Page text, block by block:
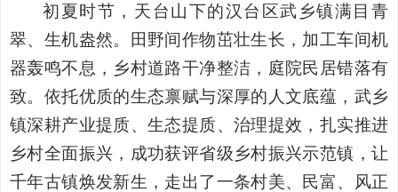
初夏时节，天台山下的汉台区武乡镇满目青
翠、生机盎然。田野间作物茁壮生长，加工车间机
器轰鸣不息，乡村道路干净整洁，庭院民居错落有
致。依托优质的生态禀赋与深厚的人文底蕴，武乡
镇深耕产业提质、生态提质、治理提效，扎实推进
乡村全面振兴，成功获评省级乡村振兴示范镇，让
千年古镇焕发新生，走出了一条村美、民富、风正